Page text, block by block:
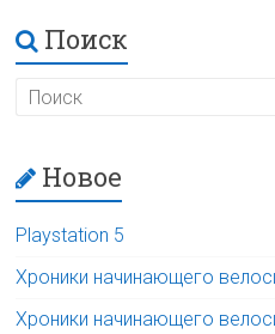
Поиск
Новое
Playstation 5
Хроники начинающего
Хроники начинающего